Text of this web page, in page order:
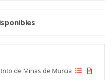
de Minas de Murcia